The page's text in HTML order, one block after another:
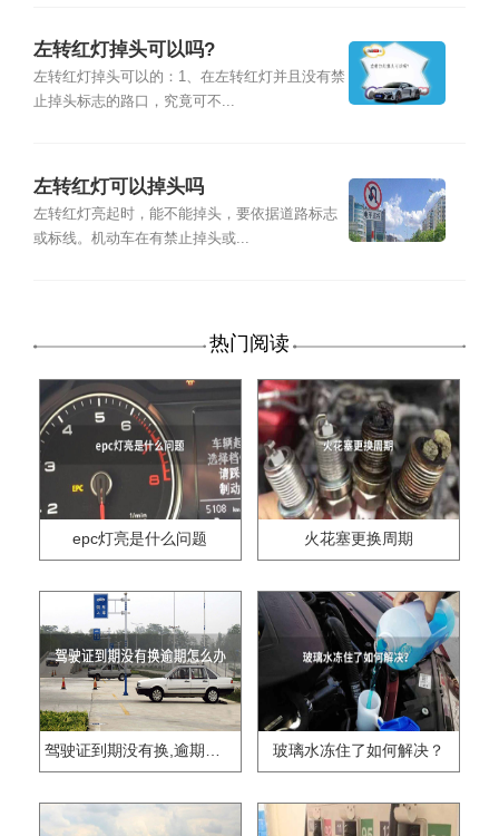
左转红灯掉头可以吗?
左转红灯掉头可以的：1、在左转红灯并且没有禁
止掉头标志的路口，究竟可不...
左转红灯可以掉头吗
左转红灯亮起时，能不能掉头，要依据道路标志
或标线。机动车在有禁止掉头或...
热门阅读
epc灯亮是什么问题 火花塞更换周期
驾驶证到期没有换,逾期怎么办?? 玻璃水冻住了如何解决？